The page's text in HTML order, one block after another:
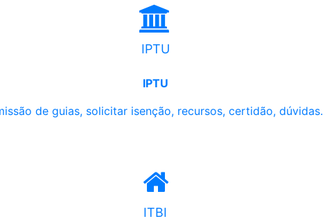
IPTU
IPTU
de guias, solicitar isenção, recursos, certidão, dúvidas.
ITBI